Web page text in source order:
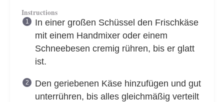
Instructions
In einer großen Schüssel den Frischkäse
mit einem Handmixer oder einem
Schneebesen cremig rühren, bis er glatt
ist.
Den geriebenen Käse hinzufügen und gut
unterrühren, bis alles gleichmäßig verteilt